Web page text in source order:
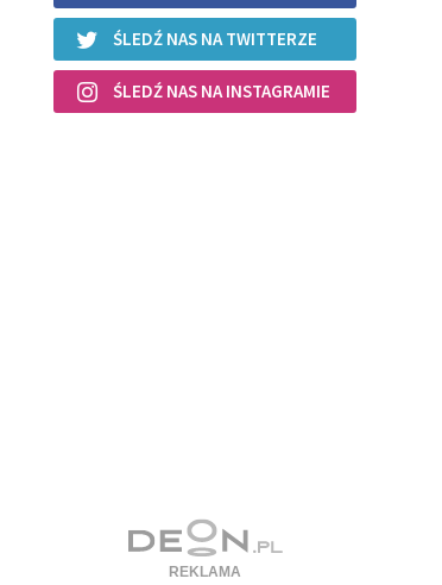
ŚLEDŹ NAS NA TWITTERZE
ŚLEDŹ NAS NA INSTAGRAMIE